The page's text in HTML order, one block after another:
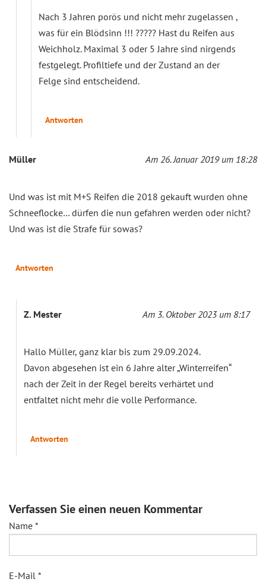
Nach 3 Jahren porös und nicht mehr zugelassen ,
was für ein Blödsinn !!! ????? Hast du Reifen aus
Weichholz. Maximal 3 oder 5 Jahre sind nirgends
festgelegt. Profiltiefe und der Zustand an der
Felge sind entscheidend.
Antworten
Müller Am 26. Januar 2019 um 18:28
Und was ist mit M+S Reifen die 2018 gekauft wurden ohne
Schneeflocke… dürfen die nun gefahren werden oder nicht?
Und was ist die Strafe für sowas?
Antworten
Z. Mester Am 3. Oktober 2023 um 8:17
Hallo Müller, ganz klar bis zum 29.09.2024.
Davon abgesehen ist ein 6 Jahre alter „Winterreifen“
nach der Zeit in der Regel bereits verhärtet und
entfaltet nicht mehr die volle Performance.
Antworten
Verfassen Sie einen neuen Kommentar
Name *
E-Mail *